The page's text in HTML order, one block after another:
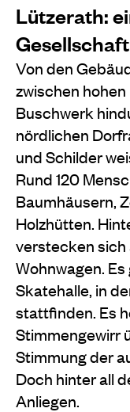
Lützerath:
Gesellschaft
Von den
zwischen
Buschwerk
nördlichen
und Schilder
Rund 120
Baumhäusern,
Holzhütten.
verstecken sich
Wohnwagen.
Skatehalle, in
stattfinden. Es
Stimmengewirr
Stimmung der
Doch hinter all
Anliegen.